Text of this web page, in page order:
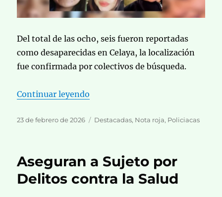
Del total de las ocho, seis fueron reportadas
como desaparecidas en Celaya, la localización
fue confirmada por colectivos de búsqueda.
Continuar leyendo
Publicado
23 de febrero de 2026 Categorías
Destacadas, Nota roja, Policiacas
Aseguran a Sujeto por
Delitos contra la Salud